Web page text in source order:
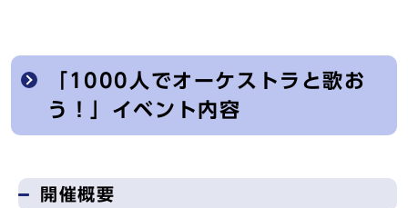
「1000人でオーケストラと歌お
う！」イベント内容
開催概要